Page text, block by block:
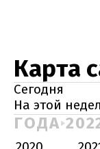
Карта
Сегодня
На этой
ГОДА